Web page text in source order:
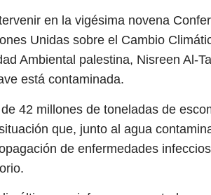
en la vigésima novena
Unidas sobre el Cambio
Ambiental palestina, Nisreen Al-
está contaminada.
42 millones de toneladas de
que, junto al agua
de enfermedades